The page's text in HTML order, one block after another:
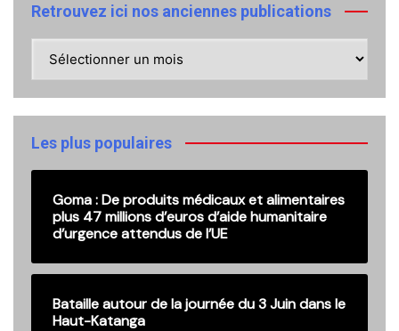
Retrouvez ici nos anciennes publications
anciennes
publications
Les plus populaires
Goma : De produits médicaux et alimentaires
plus 47 millions d’euros d’aide humanitaire
d’urgence attendus de l’UE
Bataille autour de la journée du 3 Juin dans le
Haut-Katanga